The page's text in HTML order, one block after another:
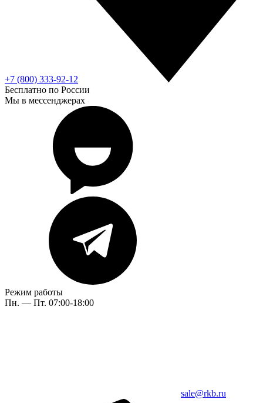
+7 (800) 333-92-12
Бесплатно по России
Мы в мессенджерах
Режим работы
Пн. — Пт. 07:00-18:00
sale@rkb.ru